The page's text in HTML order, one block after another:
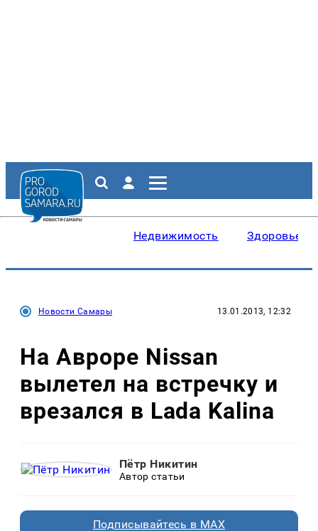
Недвижимость Здоровье
Новости Самары 13.01.2013, 12:32
На Авроре Nissan
вылетел на встречку и
врезался в Lada Kalina
Пётр Никитин
Автор статьи
Подписывайтесь в MAX